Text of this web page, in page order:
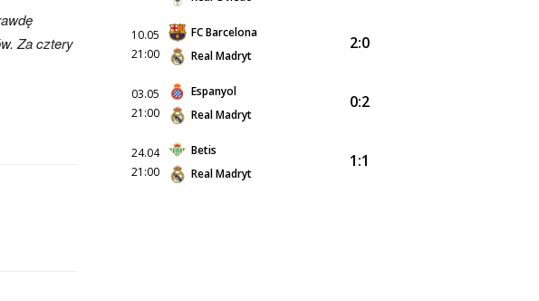
Za cztery
10.05
21:00
FC Barcelona
Real Madryt
2:0
03.05
21:00
Espanyol
Real Madryt
0:2
24.04
21:00
Betis
Real Madryt
1:1